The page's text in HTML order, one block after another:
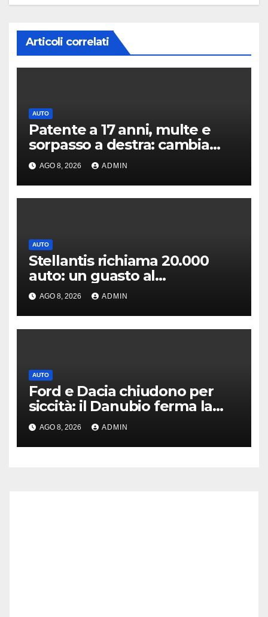
Articoli correlati
AUTO
Patente a 17 anni, multe e
sorpasso a destra: cambia
tutto, nuove regole allo
studio
AGO 8, 2026 ADMIN
AUTO
Stellantis richiama 20.000
auto: un guasto al
servosterzo potrebbe
provocare un incendio
AGO 8, 2026 ADMIN
AUTO
Ford e Dacia chiudono per
siccità: il Danubio ferma la
produzione auto
AGO 8, 2026 ADMIN